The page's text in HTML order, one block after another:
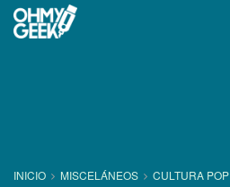
INICIO MISCELÁNEOS CULTURA POP